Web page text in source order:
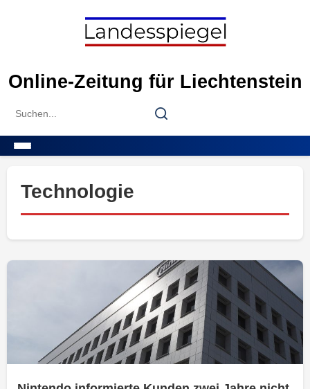
Online-Zeitung für Liechtenstein
Search
Search
Technologie